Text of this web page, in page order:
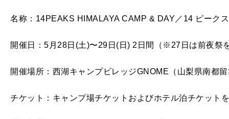
名称：14PEAKS HIMALAYA CAMP & DAY／14 ピーク
開催日：5月28日(土)〜29日(日) 2日間（※27日は前夜祭
開催場所：西湖キャンプビレッジGNOME（山梨県南都
チケット：キャンプ場チケットおよびホテル泊チケット